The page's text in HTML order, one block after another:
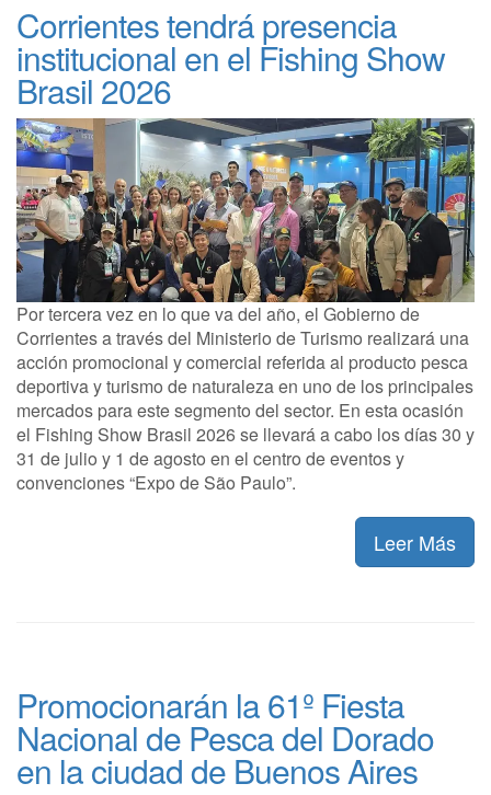
Corrientes tendrá presencia
institucional en el Fishing Show
Brasil 2026
Por tercera vez en lo que va del año, el Gobierno de
Corrientes a través del Ministerio de Turismo realizará una
acción promocional y comercial referida al producto pesca
deportiva y turismo de naturaleza en uno de los principales
mercados para este segmento del sector. En esta ocasión
el Fishing Show Brasil 2026 se llevará a cabo los días 30 y
31 de julio y 1 de agosto en el centro de eventos y
convenciones “Expo de São Paulo”.
Leer Más
Promocionarán la 61º Fiesta
Nacional de Pesca del Dorado
en la ciudad de Buenos Aires